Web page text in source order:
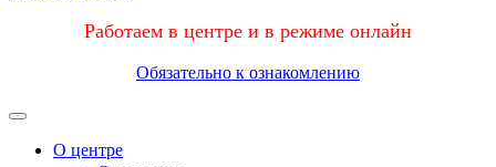
Работаем в центре и в режиме онлайн
Обязательно к ознакомлению
Меню
О центре